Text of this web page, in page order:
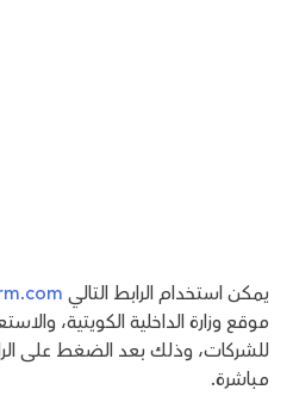
يمكن استخدام الرابط التالي
موقع وزارة الداخلية الكويتية،
للشركات، وذلك بعد الضغط على
مباشرة.